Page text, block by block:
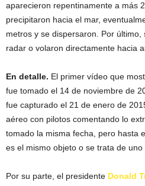
aparecieron repentinamente a más
precipitaron hacia el mar,
metros y se dispersaron. Por
radar o volaron directamente hacia
En detalle. El primer vídeo que
fue tomado el 14 de noviembre de
fue capturado el 21 de enero de
aéreo con pilotos comentando lo
tomado la misma fecha, pero hasta
es el mismo objeto o se trata de uno
Por su parte, el presidente Donald